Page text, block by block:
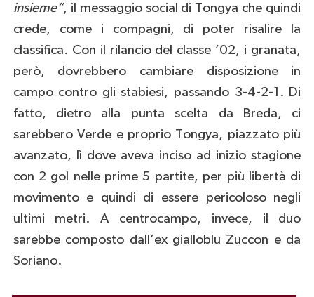
insieme”, il messaggio social di Tongya che quindi
crede, come i compagni, di poter risalire la
classifica. Con il rilancio del classe ’02, i granata,
però, dovrebbero cambiare disposizione in
campo contro gli stabiesi, passando 3-4-2-1. Di
fatto, dietro alla punta scelta da Breda, ci
sarebbero Verde e proprio Tongya, piazzato più
avanzato, lì dove aveva inciso ad inizio stagione
con 2 gol nelle prime 5 partite, per più libertà di
movimento e quindi di essere pericoloso negli
ultimi metri. A centrocampo, invece, il duo
sarebbe composto dall’ex gialloblu Zuccon e da
Soriano.